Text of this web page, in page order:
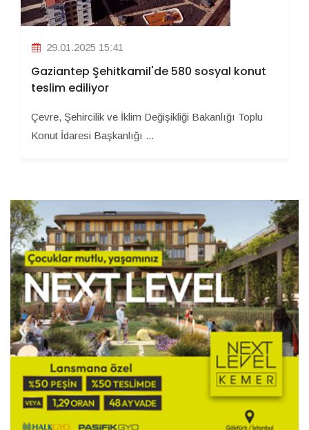
29.01.2025 15:41
Gaziantep Şehitkamil'de 580 sosyal konut
teslim ediliyor
Çevre, Şehircilik ve İklim Değişikliği Bakanlığı Toplu
Konut İdaresi Başkanlığı ...